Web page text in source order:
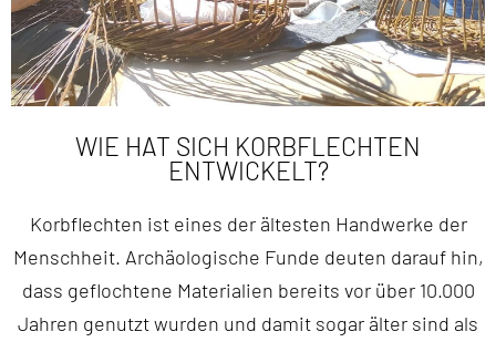
WIE HAT SICH KORBFLECHTEN
ENTWICKELT?
Korbflechten ist eines der ältesten Handwerke der
Menschheit. Archäologische Funde deuten darauf hin,
dass geflochtene Materialien bereits vor über 10.000
Jahren genutzt wurden und damit sogar älter sind als